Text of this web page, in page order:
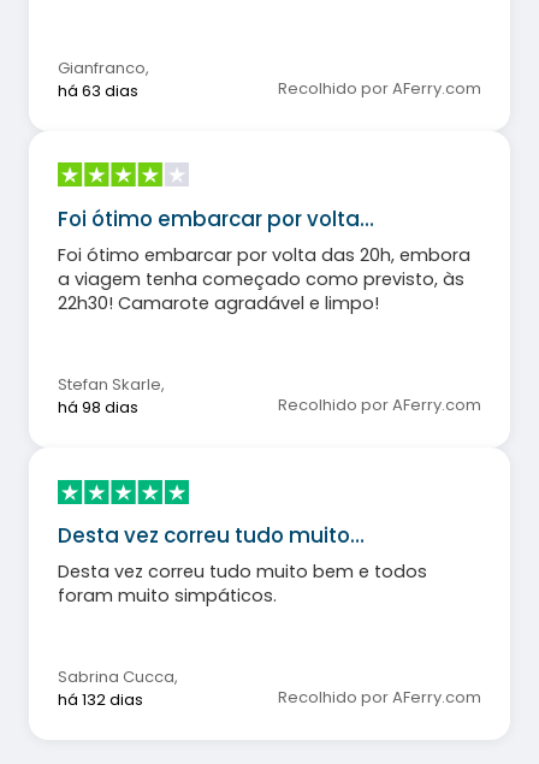
Gianfranco,
há 63 dias
Recolhido por AFerry.com
Foi ótimo embarcar por volta…
Foi ótimo embarcar por volta das 20h, embora
a viagem tenha começado como previsto, às
22h30! Camarote agradável e limpo!
Stefan Skarle,
há 98 dias
Recolhido por AFerry.com
Desta vez correu tudo muito…
Desta vez correu tudo muito bem e todos
foram muito simpáticos.
Sabrina Cucca,
há 132 dias
Recolhido por AFerry.com